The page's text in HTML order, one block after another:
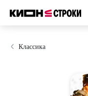
Классика